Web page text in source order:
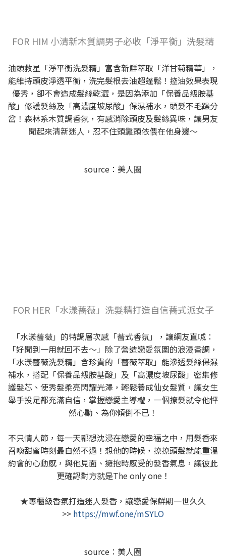
FOR HIM 小清新木質調男子必收「淨平衡」洗髮精
油頭救星「淨平衡洗髮精」富含新鮮萃取「洋甘菊精華」，
能維持頭皮淨透平衡，洗完髮根去油超蓬鬆！控油效果表現
優秀，卻不會造成髮絲乾澀，是因為添加「保養品級胺基
酸」修護髮絲及「高濃度坡尿酸」保濕補水，頭髮不毛躁分
岔！森林系木質調香氛，有感消除頭皮及髮絲異味，讓男友
聞起來清新迷人，忍不住頭靠頭依偎在他身邊～
source：美人圈
FOR HER「水漾薔薇」洗髮精打造自信薔式派女子
「水漾薔薇」的特調層次感「薔式香氛」，讓網友直喊：
「好聞到一用就回不去～」除了營造戀愛氛圍的浪漫香調，
「水漾薔薇洗髮精」含珍貴的「薔薇萃取」能滲透髮絲保濕
補水，搭配「保養品級胺基酸」及「高濃度坡尿酸」密集修
護髮芯、使秀髮柔亮閃耀光澤，輕鬆養成仙女髮質，讓女生
舉手投足都充滿自信，掌握戀愛主導權，一個撩髮就令他怦
然心動、為你傾倒不已！
不只情人節，每一天都想沈浸在戀愛的幸福之中，用髮香來
召喚甜蜜時刻最自然不過！想他的時候，撩撩頭髮就能重溫
約會的心動感，與他見面、擁抱時感受的髮香氣息，讓彼此
更確認對方就是The only one！
★專櫃級香氛打造迷人髮香，讓戀愛保鮮期一世久久
>> https://mwf.one/mSYLO
source：美人圈